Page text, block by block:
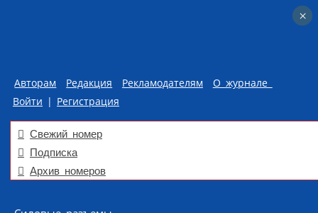
Авторам Редакция Рекламодателям
О журнале
Войти | Регистрация
Свежий номер
Подписка
Архив номеров
×
×